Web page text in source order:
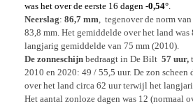
was het over de eerste 16 dagen -0,54°.
Neerslag: 86,7 mm, tegenover de norm
83,8 mm. Het gemiddelde over het land was
langjarig gemiddelde van 75 mm (2010).
De zonneschijn bedraagt in De Bilt 57 uur,
2010 en 2020: 49 / 55,5 uur. De zon scheen
over het land circa 62 uur terwijl het
Het aantal zonloze dagen was 12 (normaal